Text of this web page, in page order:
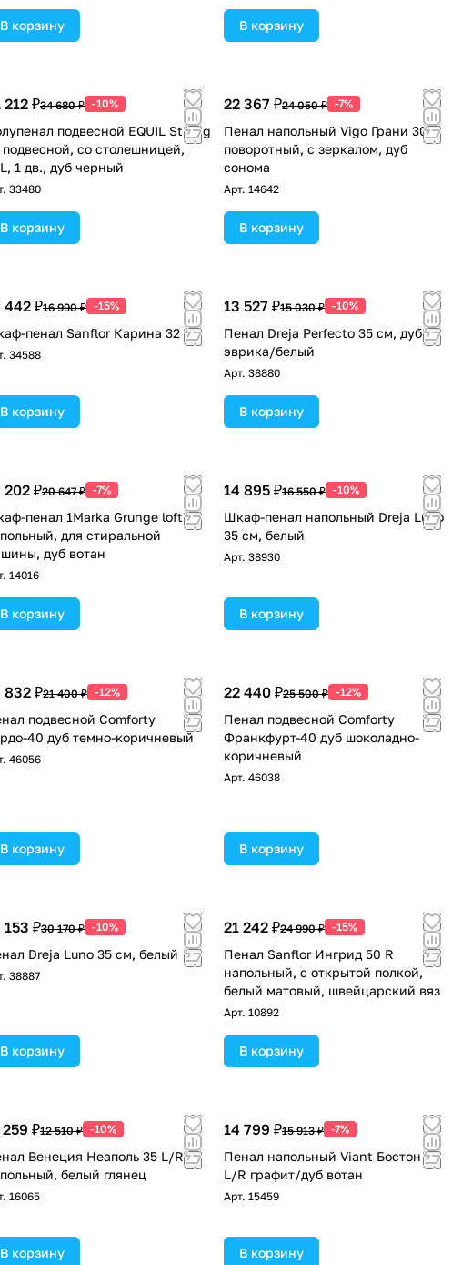
В корзину В корзину
212 ₽34 680 ₽ -10%
подвесной EQUIL Strong
подвесной, со столешницей,
1 дв., дуб черный
33480
В корзину
22 367 ₽24 050 ₽ -7%
Пенал напольный Vigo Грани 30
поворотный, с зеркалом, дуб
сонома
Арт. 14642
В корзину
442 ₽16 990 ₽ -15%
пенал Sanflor Карина 32 R
34588
В корзину
13 527 ₽15 030 ₽ -10%
Пенал Dreja Perfecto 35 см, дуб
эврика/белый
Арт. 38880
В корзину
202 ₽20 647 ₽ -7%
пенал 1Marka Grunge loft 66
для стиральной
дуб вотан
14016
В корзину
14 895 ₽16 550 ₽ -10%
Шкаф-пенал напольный Dreja Luno
35 см, белый
Арт. 38930
В корзину
832 ₽21 400 ₽ -12%
подвесной Comforty
40 дуб темно-коричневый
46056
В корзину
22 440 ₽25 500 ₽ -12%
Пенал подвесной Comforty
Франкфурт-40 дуб шоколадно-
коричневый
Арт. 46038
В корзину
153 ₽30 170 ₽ -10%
Dreja Luno 35 см, белый
38887
В корзину
21 242 ₽24 990 ₽ -15%
Пенал Sanflor Ингрид 50 R
напольный, с открытой полкой,
белый матовый, швейцарский вяз
Арт. 10892
В корзину
259 ₽12 510 ₽ -10%
Венеция Неаполь 35 L/R
белый глянец
16065
В корзину
14 799 ₽15 913 ₽ -7%
Пенал напольный Viant Бостон 45
L/R графит/дуб вотан
Арт. 15459
В корзину